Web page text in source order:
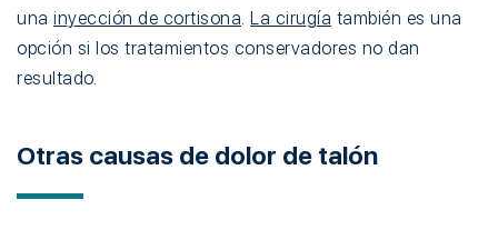
una inyección de cortisona. La cirugía también es una
opción si los tratamientos conservadores no dan
resultado.
Otras causas de dolor de talón